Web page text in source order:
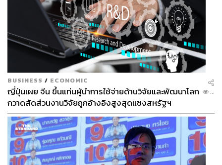
BUSINESS / ECONOMIC
ญี่ปุ่นเผย จีน ขึ้นแท่นผู้นำการใช้จ่ายด้านวิจัยและพัฒนาโลก
กวาดสัดส่วนงานวิจัยถูกอ้างอิงสูงสุดแซงสหรัฐฯ
...